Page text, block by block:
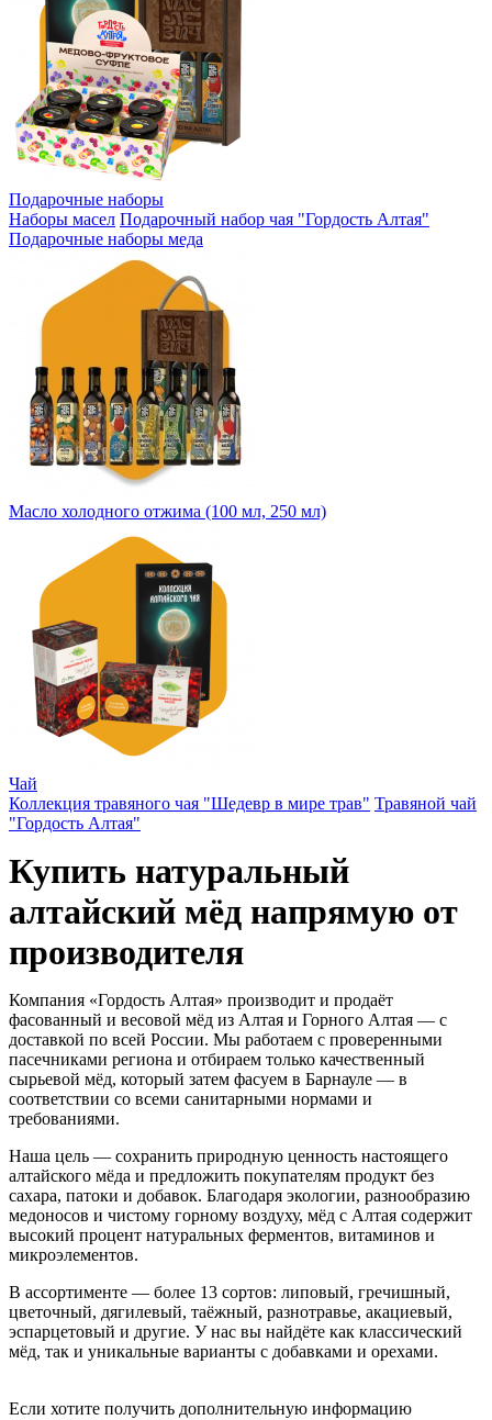
Подарочные наборы
Наборы масел Подарочный набор чая "Гордость Алтая"
Подарочные наборы меда
Масло холодного отжима (100 мл, 250 мл)
Чай
Коллекция травяного чая "Шедевр в мире трав" Травяной чай
"Гордость Алтая"
Купить натуральный
алтайский мёд напрямую от
производителя
Компания «Гордость Алтая» производит и продаёт
фасованный и весовой мёд из Алтая и Горного Алтая — с
доставкой по всей России. Мы работаем с проверенными
пасечниками региона и отбираем только качественный
сырьевой мёд, который затем фасуем в Барнауле — в
соответствии со всеми санитарными нормами и
требованиями.
Наша цель — сохранить природную ценность настоящего
алтайского мёда и предложить покупателям продукт без
сахара, патоки и добавок. Благодаря экологии, разнообразию
медоносов и чистому горному воздуху, мёд с Алтая содержит
высокий процент натуральных ферментов, витаминов и
микроэлементов.
В ассортименте — более 13 сортов: липовый, гречишный,
цветочный, дягилевый, таёжный, разнотравье, акациевый,
эспарцетовый и другие. У нас вы найдёте как классический
мёд, так и уникальные варианты с добавками и орехами.
Если хотите получить дополнительную информацию